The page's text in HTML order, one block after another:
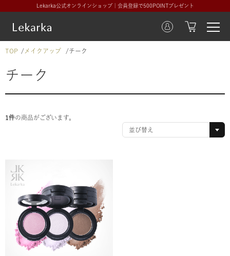
Lekarka公式オンラインショップ｜会員登録で500POINTプレゼント
TOP メイクアップ チーク
チーク
1件の商品がございます。